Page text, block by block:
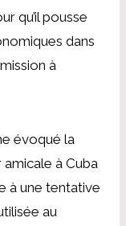
qu’il pousse
dans
à
évoqué la
amicale à Cuba
à une tentative
au